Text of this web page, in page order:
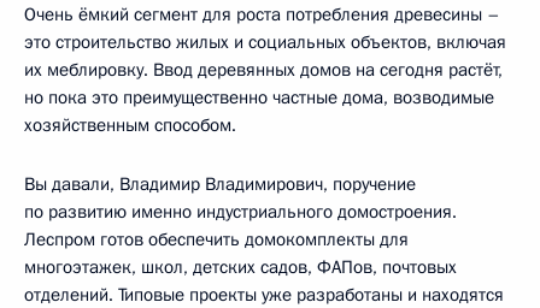
Очень ёмкий сегмент для роста потребления древесины –
это строительство жилых и социальных объектов, включая
их меблировку. Ввод деревянных домов на сегодня растёт,
но пока это преимущественно частные дома, возводимые
хозяйственным способом.
Вы давали, Владимир Владимирович, поручение
по развитию именно индустриального домостроения.
Леспром готов обеспечить домокомплекты для
многоэтажек, школ, детских садов, ФАПов, почтовых
отделений. Типовые проекты уже разработаны и находятся